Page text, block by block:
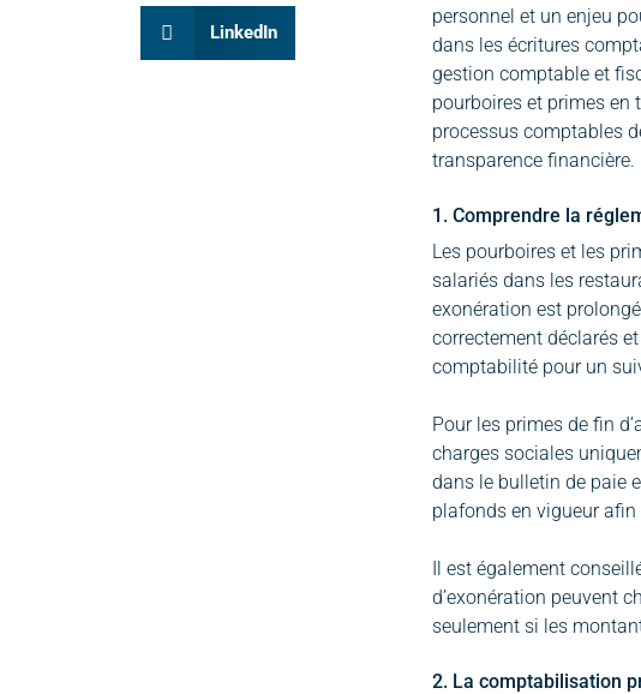
LinkedIn
personnel et un enjeu
dans les écritures
gestion comptable et
pourboires et primes en
processus comptables
transparence financière.
1. Comprendre la
Les pourboires et les
salariés dans les
exonération est
correctement déclarés
comptabilité pour un
Pour les primes de fin
charges sociales
dans le bulletin de paie
plafonds en vigueur
Il est également
d’exonération peuvent
seulement si les
2. La comptabilisation